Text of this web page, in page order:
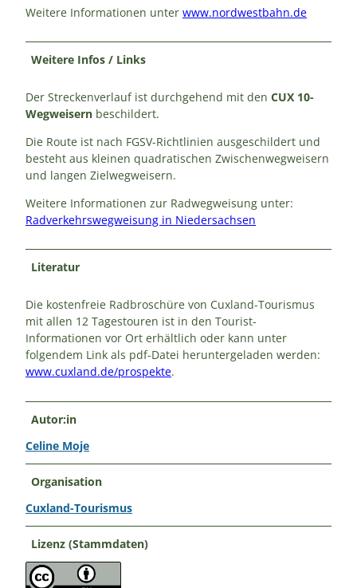
Weitere Informationen unter www.nordwestbahn.de
Weitere Infos / Links
Der Streckenverlauf ist durchgehend mit den CUX 10-
Wegweisern beschildert.
Die Route ist nach FGSV-Richtlinien ausgeschildert und
besteht aus kleinen quadratischen Zwischenwegweisern
und langen Zielwegweisern.
Weitere Informationen zur Radwegweisung unter:
Radverkehrswegweisung in Niedersachsen
Literatur
Die kostenfreie Radbroschüre von Cuxland-Tourismus
mit allen 12 Tagestouren ist in den Tourist-
Informationen vor Ort erhältlich oder kann unter
folgendem Link als pdf-Datei heruntergeladen werden:
www.cuxland.de/prospekte.
Autor:in
Celine Moje
Organisation
Cuxland-Tourismus
Lizenz (Stammdaten)